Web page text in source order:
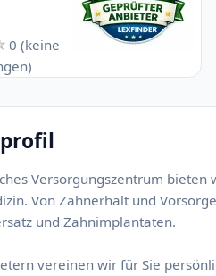
0 (keine
Versorgungszentrum
Von Zahnerhalt und
und Zahnimplantaten.
vereinen wir für Sie